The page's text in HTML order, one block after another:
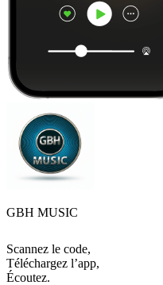
GBH MUSIC
Scannez le code,
Téléchargez l’app,
Écoutez.